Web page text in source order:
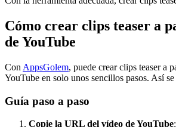
Cómo crear clips teaser a
de YouTube
Con AppsGolem, puede crear clips teaser a
YouTube en solo unos sencillos pasos. Así se
Guía paso a paso
Copie la URL del vídeo de YouTube